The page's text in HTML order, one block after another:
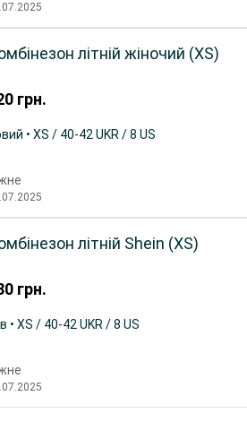
грн.
літній жіночий (XS)
• XS / 40-42 UKR / 8 US
грн.
літній Shein (XS)
• XS / 40-42 UKR / 8 US